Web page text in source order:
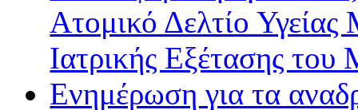
Ατομικό Δελτίο
Ιατρικής Εξέτασης
Ενημέρωση για τα